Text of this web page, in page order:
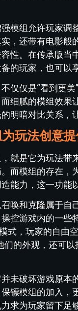
模组允许玩家
，还带有电影
性。在传承版当
的玩家，也可以
仅仅是“看到更
细腻的模组效果
明暗对比关系，
玩法创意
就是它为玩法带
而模组的存在，
能力，这一功能
唤和克隆属于自
控游戏内的一些
式，玩家的自由
们的外观，还可
未破坏游戏原本
镖模组的加入，
求为玩家留下足